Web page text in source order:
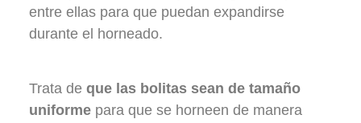
entre ellas para que puedan expandirse
durante el horneado.
Trata de que las bolitas sean de tamaño
uniformepara que se horneen de manera